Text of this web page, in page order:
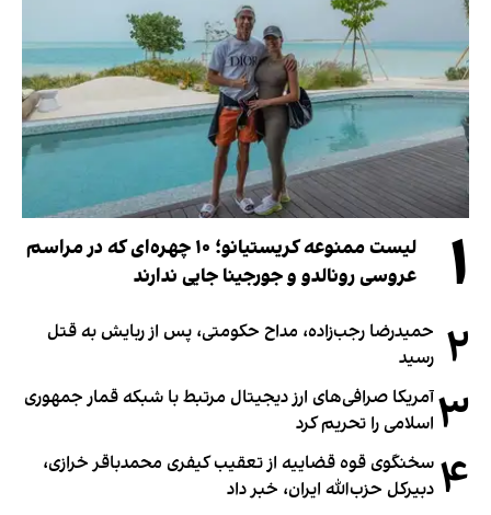
۱
لیست ممنوعه کریستیانو؛ ۱۰ چهره‌ای که در مراسم
عروسی رونالدو و جورجینا جایی ندارند
۲ حمیدرضا رجب‌زاده، مداح حکومتی، پس از ربایش به قتل
رسید
۳آمریکا صرافی‌های ارز دیجیتال مرتبط با شبکه قمار جمهوری
اسلامی را تحریم کرد
۴ سخنگوی قوه قضاییه از تعقیب کیفری محمدباقر خرازی،
دبیر‌کل حزب‌الله ایران، خبر داد